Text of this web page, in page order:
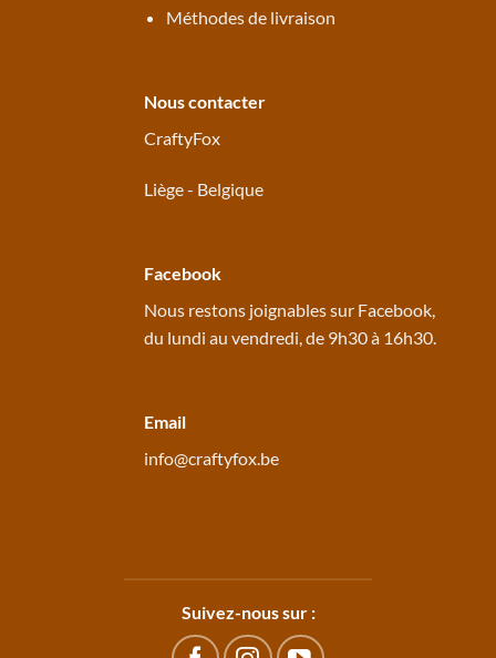
Méthodes de livraison
Nous contacter
CraftyFox
Liège - Belgique
Facebook
Nous restons joignables sur Facebook,
du lundi au vendredi, de 9h30 à 16h30.
Email
info@craftyfox.be
Suivez-nous sur :